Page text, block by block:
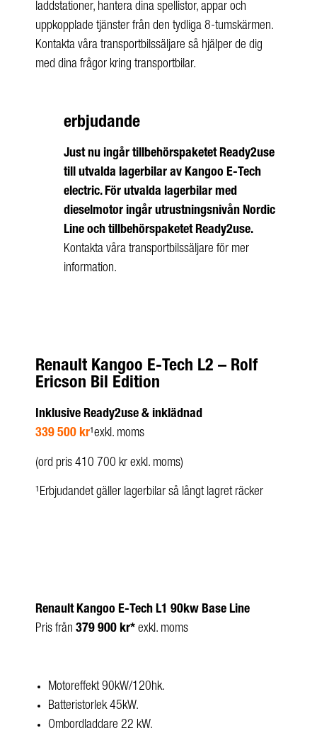
laddstationer, hantera dina spellistor, appar och
uppkopplade tjänster från den tydliga 8-tumskärmen.
Kontakta våra transportbilssäljare så hjälper de dig
med dina frågor kring transportbilar.
erbjudande
Just nu ingår tillbehörspaketet Ready2use
till utvalda lagerbilar av Kangoo E-Tech
electric.För utvalda lagerbilar med
dieselmotor ingår utrustningsnivån Nordic
Line och tillbehörspaketet Ready2use.
Kontakta våra transportbilssäljare för mer
information.
Renault Kangoo E-Tech L2 – Rolf
Ericson Bil Edition
Inklusive Ready2use & inklädnad
339 500 kr¹exkl. moms
(ord pris 410 700 kr exkl. moms)
¹Erbjudandet gäller lagerbilar så långt lagret räcker
Renault Kangoo E-Tech L1 90kw Base Line
Pris från 379 900 kr* exkl. moms
Motoreffekt 90kW/120hk.
Batteristorlek 45kW.
Ombordladdare 22 kW.